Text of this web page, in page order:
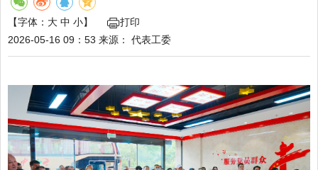
【字体： 大 中 小】
打印
2026-05-16 09：53 来源： 代表工委